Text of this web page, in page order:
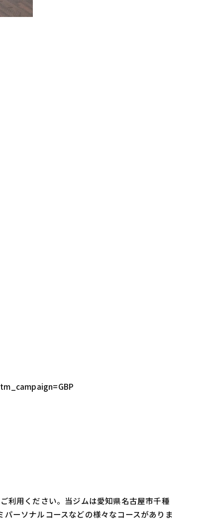
利用ください。当ジムは愛知県名古屋市千種
ーソナルコースなどの様々なコースがありま